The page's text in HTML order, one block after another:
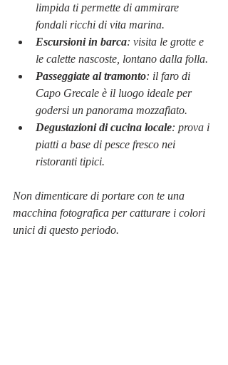
limpida ti permette di ammirare
fondali ricchi di vita marina.
Escursioni in barca: visita le grotte e
le calette nascoste, lontano dalla folla.
Passeggiate al tramonto: il faro di
Capo Grecale è il luogo ideale per
godersi un panorama mozzafiato.
Degustazioni di cucina locale: prova i
piatti a base di pesce fresco nei
ristoranti tipici.
Non dimenticare di portare con te una
macchina fotografica per catturare i colori
unici di questo periodo.